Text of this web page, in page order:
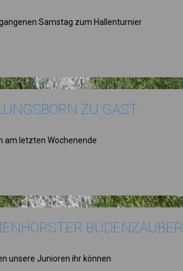
Samstag zum Hallenturnier
ZU GAST
am letzten Wochenende
BUDENZAUBER
unsere Junioren ihr können